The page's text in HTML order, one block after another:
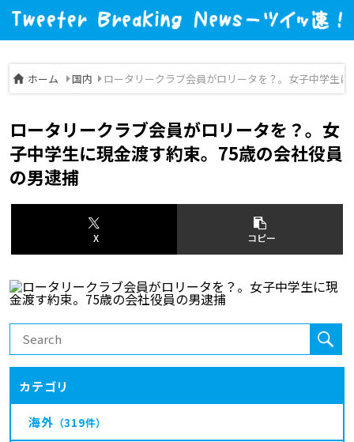
ホーム 国内 ロータリークラブ会員がロリータを？。女子中学生
ロータリークラブ会員がロリータを？。女
子中学生に現金渡す約束。75歳の会社役員
の男逮捕
X コピー
カテゴリ
海外 （319件）